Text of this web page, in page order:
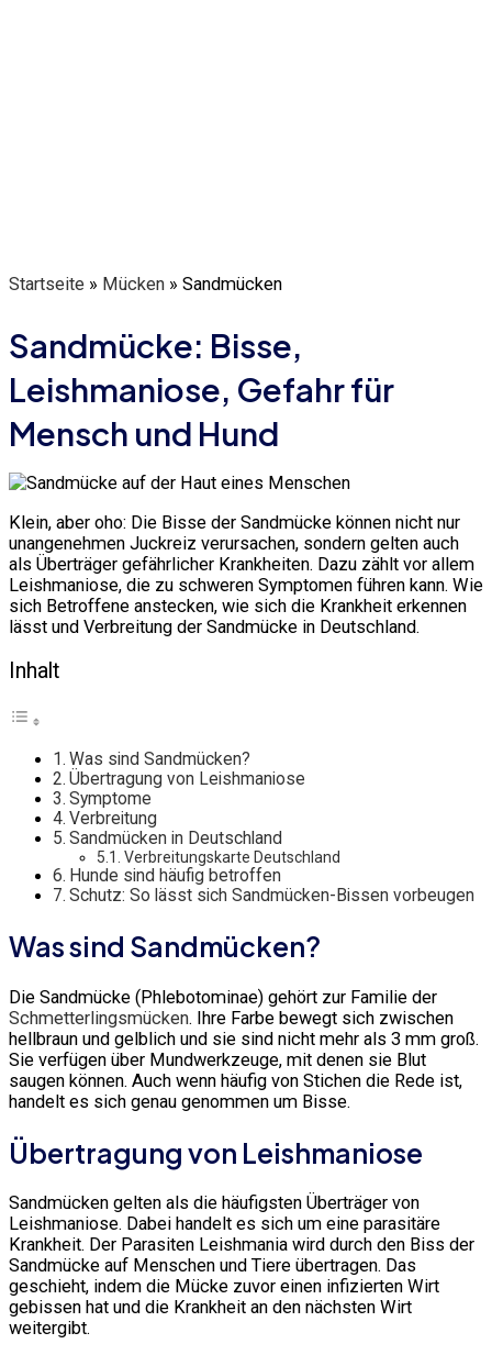
Startseite » Mücken » Sandmücken
Sandmücke: Bisse,
Leishmaniose, Gefahr für
Mensch und Hund
Klein, aber oho: Die Bisse der Sandmücke können nicht nur
unangenehmen Juckreiz verursachen, sondern gelten auch
als Überträger gefährlicher Krankheiten. Dazu zählt vor allem
Leishmaniose, die zu schweren Symptomen führen kann. Wie
sich Betroffene anstecken, wie sich die Krankheit erkennen
lässt und Verbreitung der Sandmücke in Deutschland.
Inhalt
Was sind Sandmücken?
Übertragung von Leishmaniose
Symptome
Verbreitung
Sandmücken in Deutschland
Verbreitungskarte Deutschland
Hunde sind häufig betroffen
Schutz: So lässt sich Sandmücken-Bissen vorbeugen
Was sind Sandmücken?
Die Sandmücke (Phlebotominae) gehört zur Familie der
Schmetterlingsmücken. Ihre Farbe bewegt sich zwischen
hellbraun und gelblich und sie sind nicht mehr als 3 mm groß.
Sie verfügen über Mundwerkzeuge, mit denen sie Blut
saugen können. Auch wenn häufig von Stichen die Rede ist,
handelt es sich genau genommen um Bisse.
Übertragung von Leishmaniose
Sandmücken gelten als die häufigsten Überträger von
Leishmaniose. Dabei handelt es sich um eine parasitäre
Krankheit. Der Parasiten Leishmania wird durch den Biss der
Sandmücke auf Menschen und Tiere übertragen. Das
geschieht, indem die Mücke zuvor einen infizierten Wirt
gebissen hat und die Krankheit an den nächsten Wirt
weitergibt.